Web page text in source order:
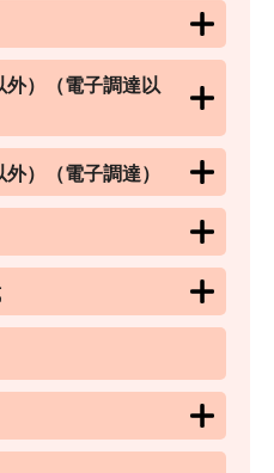
外）（電子調達以
）（電子調達）